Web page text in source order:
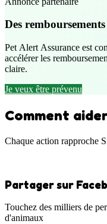
Des
Pet Alert Assurance est
accélérer les
claire.
Je veux être prévenu
Comment
Chaque action rapproche
Partager sur
Touchez des milliers de
d'animaux